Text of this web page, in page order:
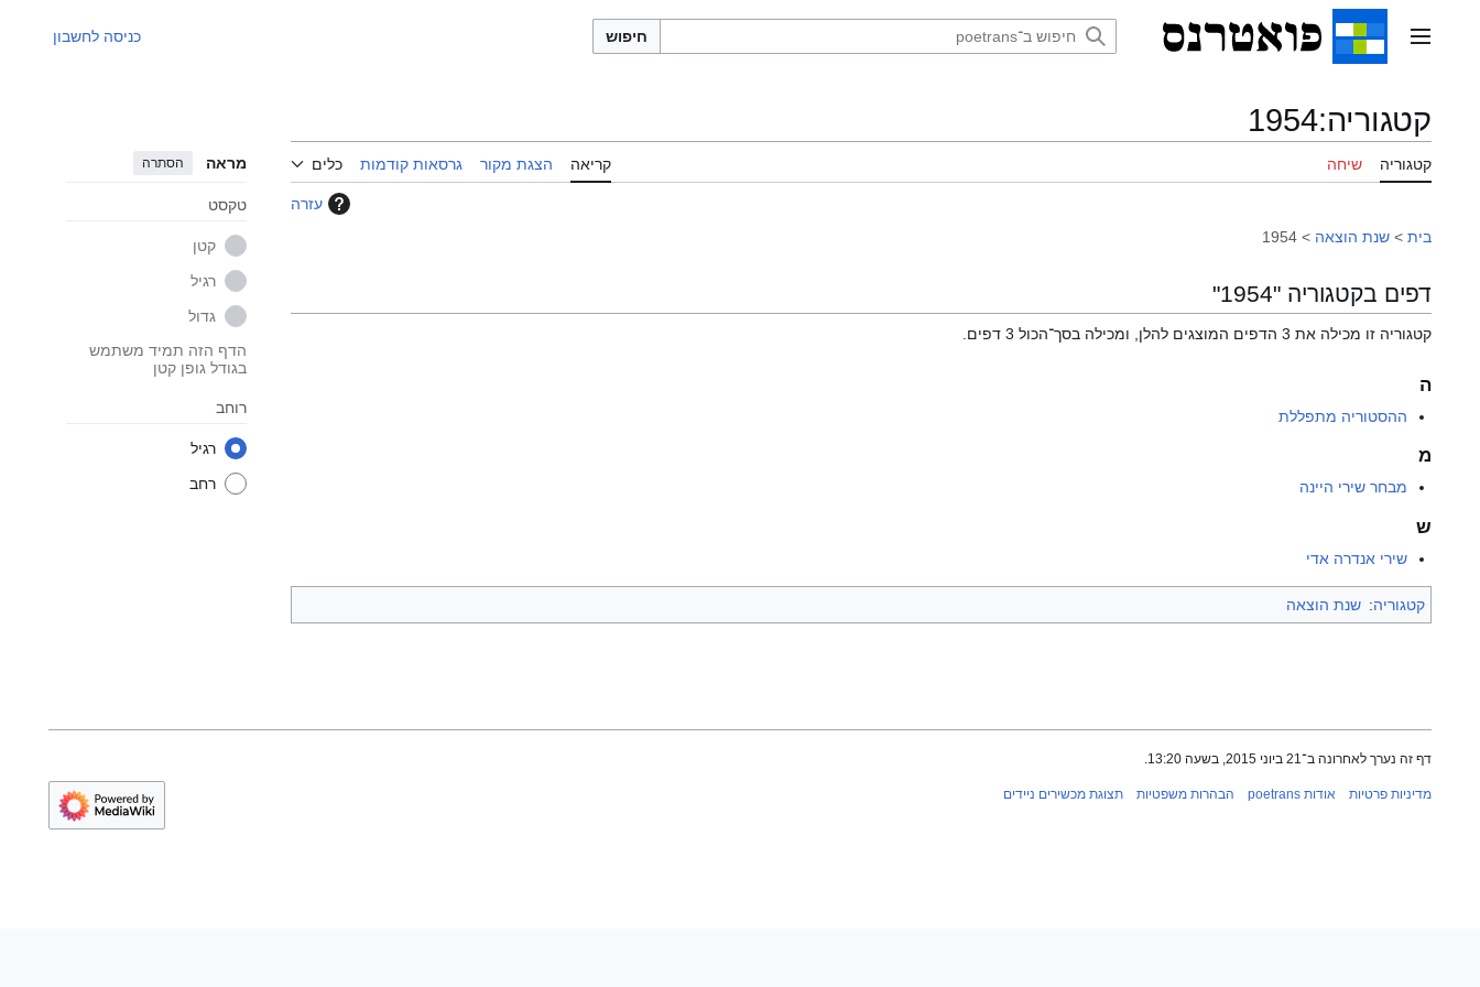
תפריט ראשי חיפוש כניסה לחשבון
קטגוריה:
1954
קטגוריה שיחה קריאה הצגת מקור גרסאות קודמות כלים מראה הסתרה
טקסט
קטן
רגיל
גדול
הדף הזה תמיד משתמש
בגודל גופן קטן
רוחב
רגיל
רחב
עזרה
בית > שנת הוצאה >
1954
דפים בקטגוריה "1954"
קטגוריה זו מכילה את 3 הדפים המוצגים להלן, ומכילה בסך־הכול 3 דפים.
ה
ההסטוריה מתפללת
מ
מבחר שירי היינה
ש
שירי אנדרה אדי
קטגוריה: שנת הוצאה
דף זה נערך לאחרונה ב־21 ביוני 2015, בשעה 13:20.
מדיניות פרטיות אודות poetrans הבהרות משפטיות תצוגת מכשירים ניידים